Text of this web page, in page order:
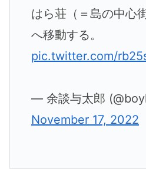
はら荘（＝島の中心
へ移動する。
pic.twitter.com/
— 余談与太郎
November 17, 2022